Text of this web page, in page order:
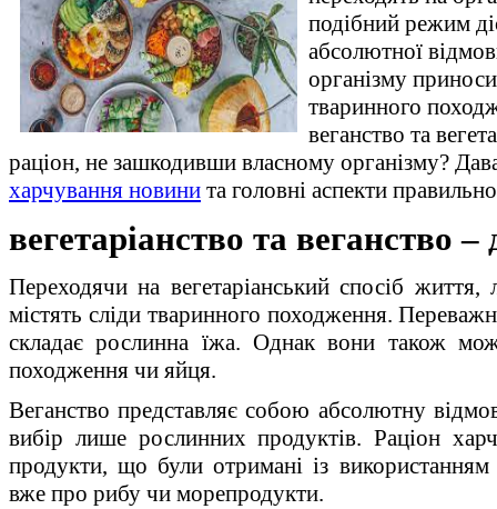
подібний режим
абсолютної
організму
тваринного
веганство та
раціон, не зашкодивши власному організму?
харчування новини та головні аспекти
вегетаріанство та веганство –
Переходячи на вегетаріанський спосіб
містять сліди тваринного походження.
складає рослинна їжа. Однак вони також
походження чи яйця.
Веганство представляє собою абсолютну
вибір лише рослинних продуктів. Раціон
продукти, що були отримані із
вже про рибу чи морепродукти.